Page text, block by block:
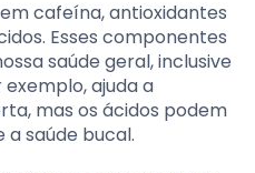
cafeína, antioxidantes
Esses componentes
saúde geral, inclusive
ajuda a
mas os ácidos podem
saúde bucal.